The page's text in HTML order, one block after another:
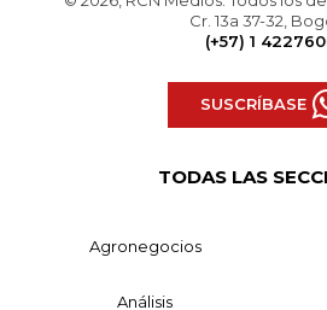
Cr. 13a 37-32,
(+57) 1
SUSCRÍBASE
TODAS LAS
Agronegocios
Análisis